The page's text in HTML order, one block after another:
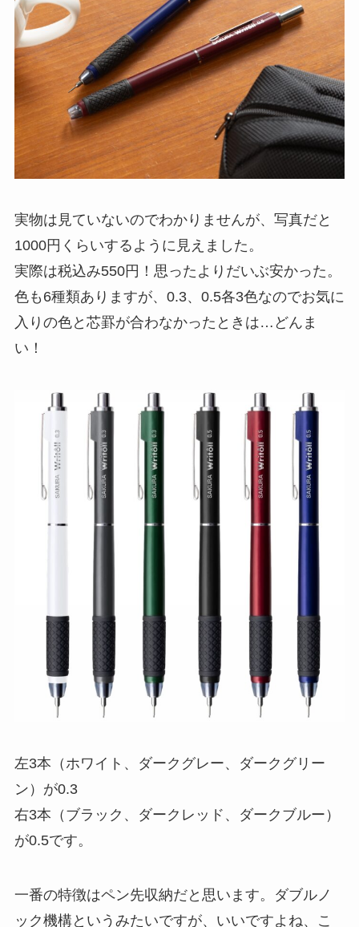
実物は見ていないのでわかりませんが、写真だと
1000円くらいするように見えました。
実際は税込み550円！思ったよりだいぶ安かった。
色も6種類ありますが、0.3、0.5各3色なのでお気に
入りの色と芯罫が合わなかったときは…どんま
い！
左3本（ホワイト、ダークグレー、ダークグリー
ン）が0.3
右3本（ブラック、ダークレッド、ダークブルー）
が0.5です。
一番の特徴はペン先収納だと思います。ダブルノ
ック機構というみたいですが、いいですよね、こ